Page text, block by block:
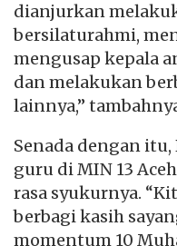
dianjurkan
bersilaturahmi,
mengusap kepala
dan melakukan
lainnya,”
Senada dengan itu,
guru di MIN 13
rasa syukurnya.
berbagi kasih
momentum 10